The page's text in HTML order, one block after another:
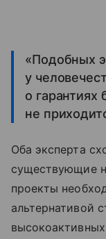
«Подобных
у
о гарантиях
не
Оба эксперта
существующие
проекты
альтернативой